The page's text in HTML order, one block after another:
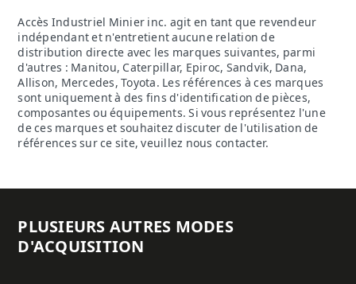
Accès Industriel Minier inc. agit en tant que revendeur
indépendant et n'entretient aucune relation de
distribution directe avec les marques suivantes, parmi
d'autres : Manitou, Caterpillar, Epiroc, Sandvik, Dana,
Allison, Mercedes, Toyota. Les références à ces marques
sont uniquement à des fins d'identification de pièces,
composantes ou équipements. Si vous représentez l'une
de ces marques et souhaitez discuter de l'utilisation de
références sur ce site, veuillez nous contacter.
PLUSIEURS AUTRES MODES
D'ACQUISITION